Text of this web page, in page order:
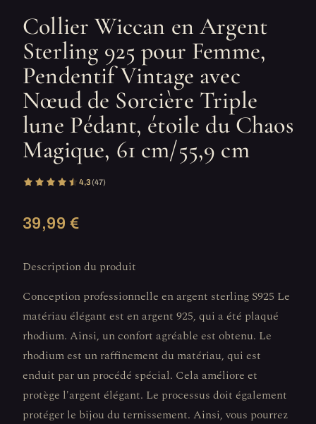
Collier Wiccan en Argent
Sterling 925 pour Femme,
Pendentif Vintage avec
Nœud de Sorcière Triple
lune Pédant, étoile du Chaos
Magique, 61 cm/55,9 cm
4,3(47)
39,99 €
Description du produit
Conception professionnelle en argent sterling S925 Le
matériau élégant est en argent 925, qui a été plaqué
rhodium. Ainsi, un confort agréable est obtenu. Le
rhodium est un raffinement du matériau, qui est
enduit par un procédé spécial. Cela améliore et
protège l'argent élégant. Le processus doit également
protéger le bijou du ternissement. Ainsi, vous pourrez